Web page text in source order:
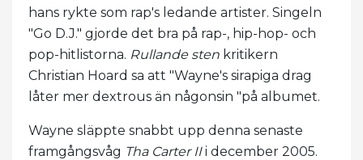
hans rykte som rap's ledande artister. Singeln
"Go D.J." gjorde det bra på rap-, hip-hop- och
pop-hitlistorna. Rullande sten kritikern
Christian Hoard sa att "Wayne's sirapiga drag
låter mer dextrous än någonsin "på albumet.
Wayne släppte snabbt upp denna senaste
framgångsvåg Tha Carter IIi december 2005.